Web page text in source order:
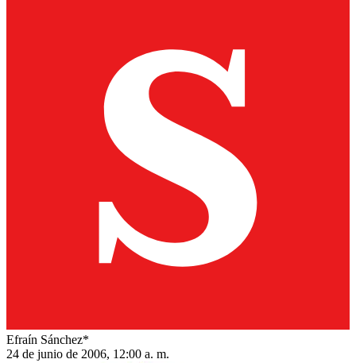
Efraín Sánchez*
24 de junio de 2006, 12:00 a. m.